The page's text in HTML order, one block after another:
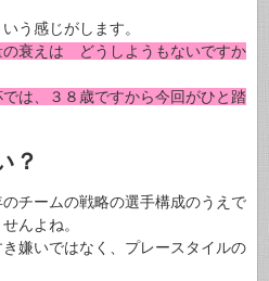
う感じがします。
の衰えは どうしようもないですか
は、３８歳ですから今回がひと踏
？
チームの戦略の選手構成のうえで
んよね。
嫌いではなく、プレースタイルの